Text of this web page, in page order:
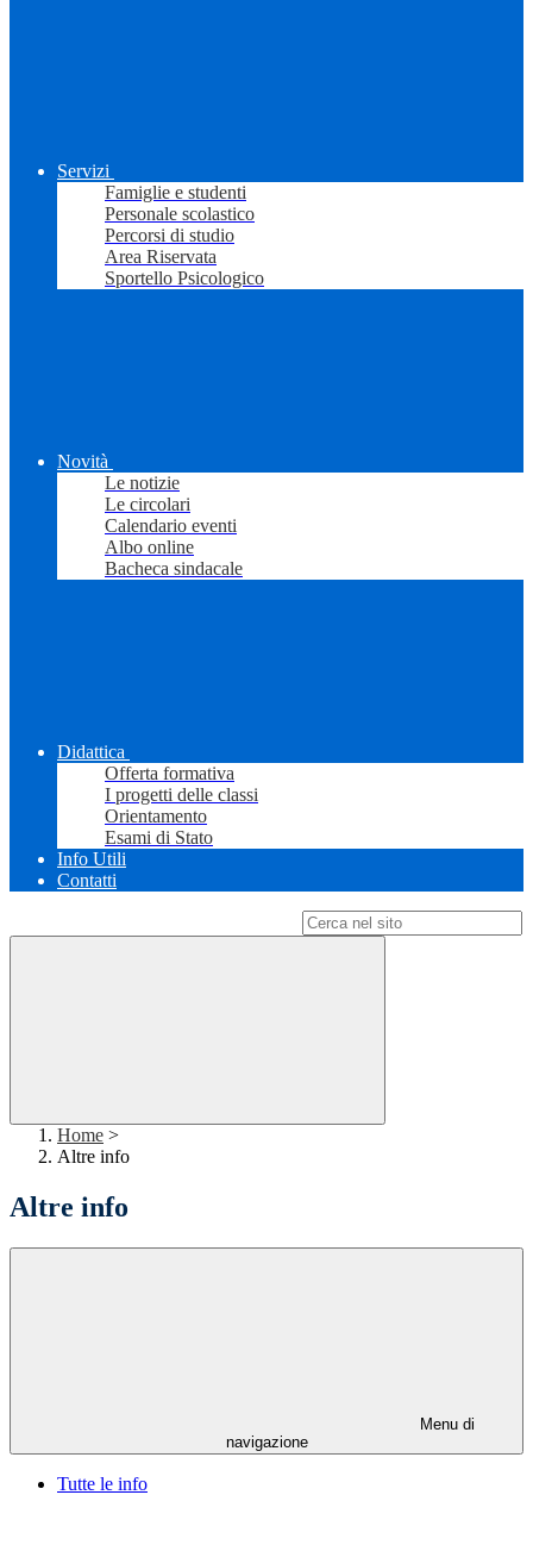
Servizi
Famiglie e studenti
Personale scolastico
Percorsi di studio
Area Riservata
Sportello Psicologico
Novità
Le notizie
Le circolari
Calendario eventi
Albo online
Bacheca sindacale
Didattica
Offerta formativa
I progetti delle classi
Orientamento
Esami di Stato
Info Utili
Contatti
Home >
Altre info
Altre info
Menu di
navigazione
Tutte le info